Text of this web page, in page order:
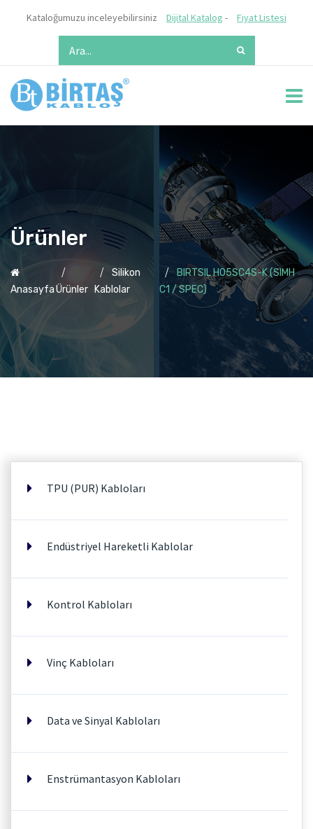
Kataloğumuzu inceleyebilirsiniz Dijital Katalog - Fiyat Listesi
Ürünler
AnasayfaÜrünler
Silikon
Kablolar
BIRTSIL H05SC4S-K (SIMH
C1 / SPEC)
TPU (PUR) Kabloları
Endüstriyel Hareketli Kablolar
Kontrol Kabloları
Vinç Kabloları
Data ve Sinyal Kabloları
Enstrümantasyon Kabloları